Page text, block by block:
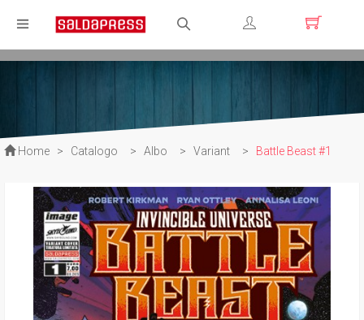
Registrati
Home > Catalogo > Albo > Variant > Battle Beast #1